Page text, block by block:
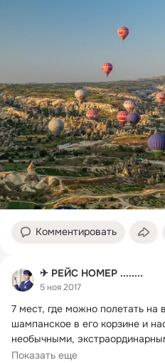
Комментировать
✈ РЕЙС НОМЕР ........
5 ноя 2017
7 мест, где можно полетать
шампанское в его корзине и
необычными,
панорамными видами.
Показать еще